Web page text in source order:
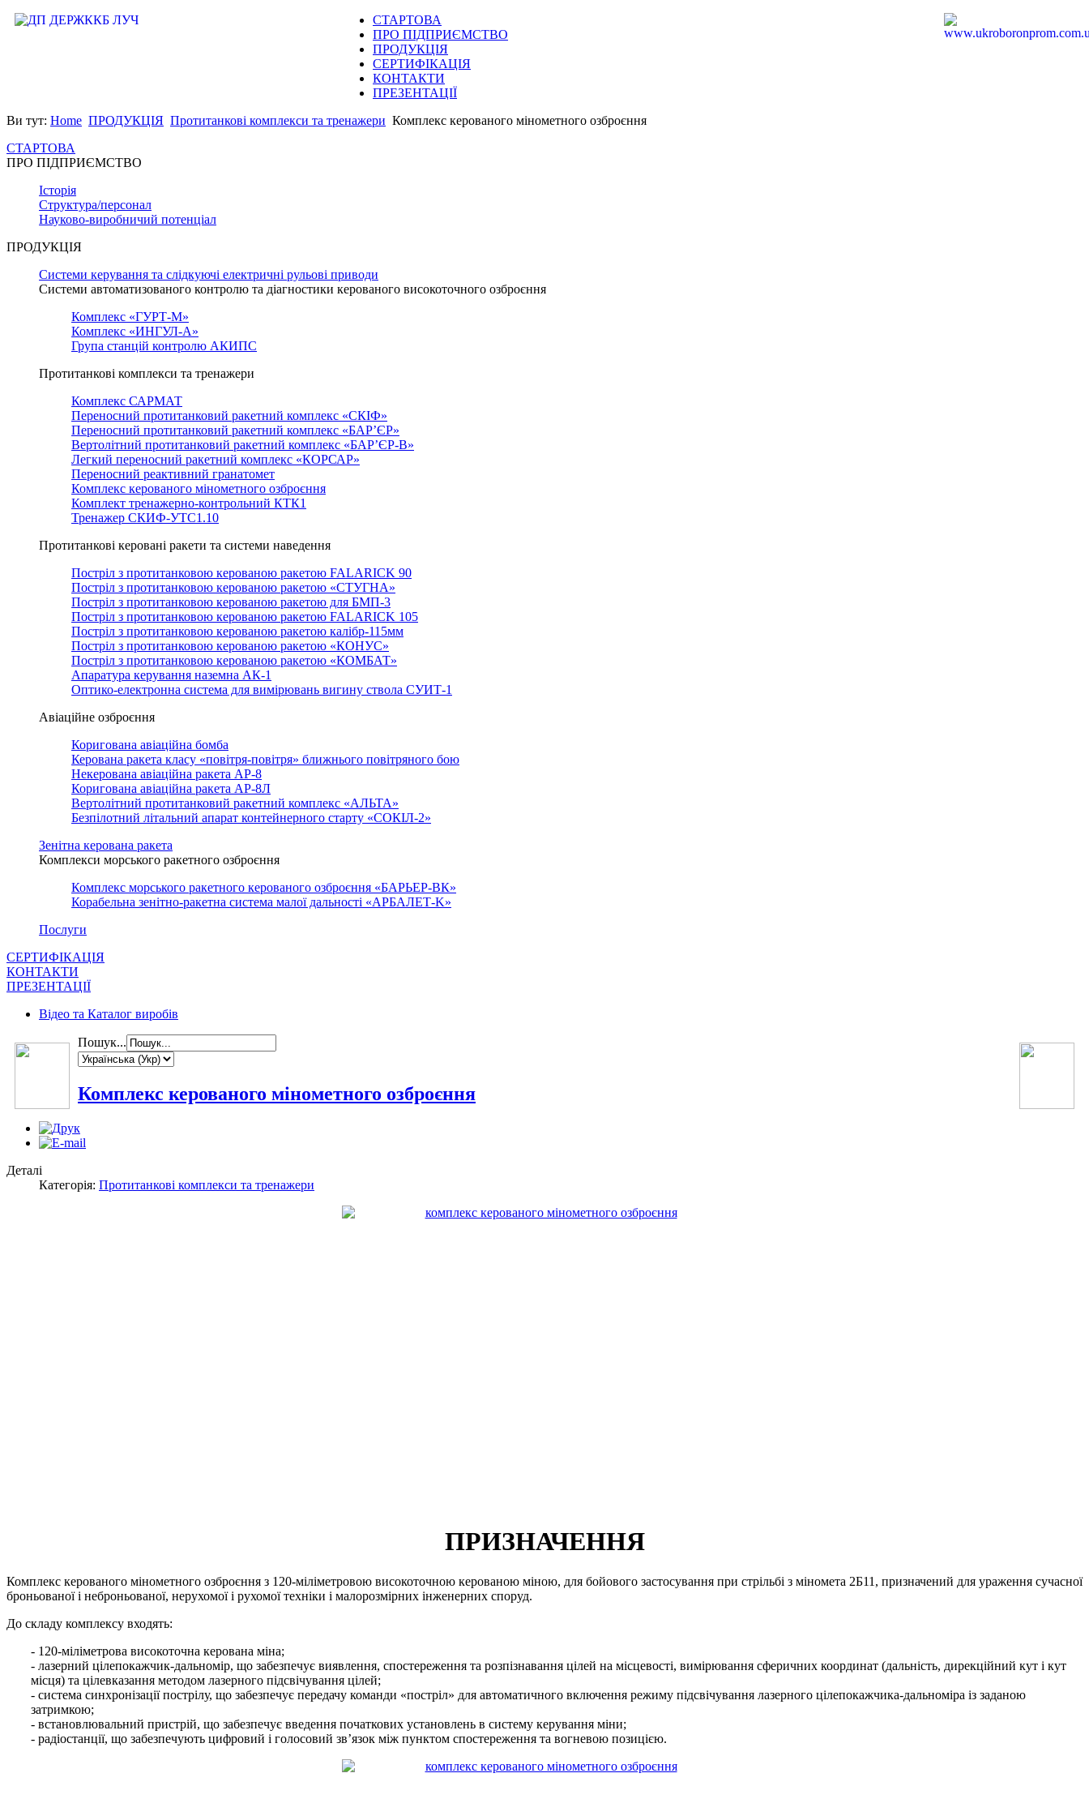
СТАРТОВА
ПРО ПІДПРИЄМСТВО
ПРОДУКЦІЯ
СЕРТИФІКАЦІЯ
КОНТАКТИ
ПРЕЗЕНТАЦІЇ
Ви тут: Home ПРОДУКЦІЯ Протитанкові комплекси та тренажери Комплекс керованого мінометного озброєння
СТАРТОВА
ПРО ПІДПРИЄМСТВО
Історія
Структура/персонал
Науково-виробничий потенціал
ПРОДУКЦІЯ
Системи керування та слідкуючі електричні рульові приводи
Системи автоматизованого контролю та діагностики керованого високоточного озброєння
Комплекс «ГУРТ-М»
Комплекс «ИНГУЛ-А»
Група станцій контролю АКИПС
Протитанкові комплекси та тренажери
Комплекс САРМАТ
Переносний протитанковий ракетний комплекс «СКІФ»
Переносний протитанковий ракетний комплекс «БАР’ЄР»
Вертолітний протитанковий ракетний комплекс «БАР’ЄР-В»
Легкий переносний ракетний комплекс «КОРСАР»
Переносний реактивний гранатомет
Комплекс керованого мінометного озброєння
Комплект тренажерно-контрольний КТК1
Тренажер СКИФ-УТС1.10
Протитанкові керовані ракети та системи наведення
Постріл з протитанковою керованою ракетою FALARICK 90
Постріл з протитанковою керованою ракетою «СТУГНА»
Постріл з протитанковою керованою ракетою для БМП-3
Постріл з протитанковою керованою ракетою FALARICK 105
Постріл з протитанковою керованою ракетою калібр-115мм
Постріл з протитанковою керованою ракетою «КОНУС»
Постріл з протитанковою керованою ракетою «КОМБАТ»
Апаратура керування наземна АК-1
Оптико-електронна система для вимірювань вигину ствола СУИТ-1
Авіаційне озброєння
Коригована авіаційна бомба
Керована ракета класу «повітря-повітря» ближнього повітряного бою
Некерована авіаційна ракета АР-8
Коригована авіаційна ракета АР-8Л
Вертолітний протитанковий ракетний комплекс «АЛЬТА»
Безпілотний літальний апарат контейнерного старту «СОКІЛ-2»
Зенітна керована ракета
Комплекси морського ракетного озброєння
Комплекс морського ракетного керованого озброєння «БАРЬЕР-ВК»
Корабельна зенітно-ракетна система малої дальності «АРБАЛЕТ-K»
Послуги
СЕРТИФІКАЦІЯ
КОНТАКТИ
ПРЕЗЕНТАЦІЇ
Відео та Каталог виробів
Пошук...
Комплекс керованого мінометного озброєння
Деталі
Категорія: Протитанкові комплекси та тренажери
ПРИЗНАЧЕННЯ
Комплекс керованого мінометного озброєння з 120-міліметровою високоточною керованою міною, для бойового застосування при стрільбі з міномета 2Б11, призначений для ураження сучасної
броньованої і неброньованої, нерухомої і рухомої техніки і малорозмірних інженерних споруд.
До складу комплексу входять:
- 120-міліметрова високоточна керована міна;
- лазерний цілепокажчик-дальномір, що забезпечує виявлення, спостереження та розпізнавання цілей на місцевості, вимірювання сферичних координат (дальність, дирекційний кут і кут
місця) та цілевказання методом лазерного підсвічування цілей;
- система синхронізації пострілу, що забезпечує передачу команди «постріл» для автоматичного включення режиму підсвічування лазерного цілепокажчика-дальноміра із заданою
затримкою;
- встановлювальний пристрій, що забезпечує введення початкових установлень в систему керування міни;
- радіостанції, що забезпечують цифровий і голосовий зв’язок між пунктом спостереження та вогневою позицією.